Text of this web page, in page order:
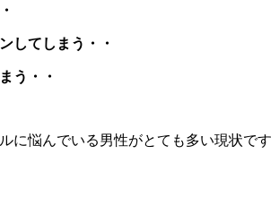
してしまう・・
う・・
に悩んでいる男性がとても多い現状です